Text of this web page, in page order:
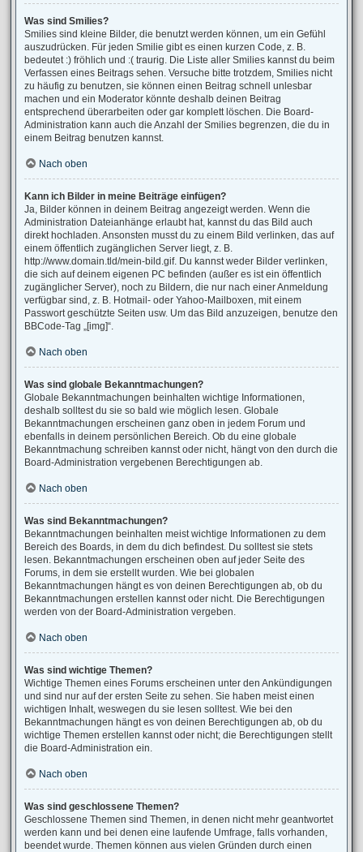
Was sind Smilies?
Smilies sind kleine Bilder, die benutzt werden können, um ein Gefühl
auszudrücken. Für jeden Smilie gibt es einen kurzen Code, z. B.
bedeutet :) fröhlich und :( traurig. Die Liste aller Smilies kannst du beim
Verfassen eines Beitrags sehen. Versuche bitte trotzdem, Smilies nicht
zu häufig zu benutzen, sie können einen Beitrag schnell unlesbar
machen und ein Moderator könnte deshalb deinen Beitrag
entsprechend überarbeiten oder gar komplett löschen. Die Board-
Administration kann auch die Anzahl der Smilies begrenzen, die du in
einem Beitrag benutzen kannst.
Nach oben
Kann ich Bilder in meine Beiträge einfügen?
Ja, Bilder können in deinem Beitrag angezeigt werden. Wenn die
Administration Dateianhänge erlaubt hat, kannst du das Bild auch
direkt hochladen. Ansonsten musst du zu einem Bild verlinken, das auf
einem öffentlich zugänglichen Server liegt, z. B.
http://www.domain.tld/mein-bild.gif. Du kannst weder Bilder verlinken,
die sich auf deinem eigenen PC befinden (außer es ist ein öffentlich
zugänglicher Server), noch zu Bildern, die nur nach einer Anmeldung
verfügbar sind, z. B. Hotmail- oder Yahoo-Mailboxen, mit einem
Passwort geschützte Seiten usw. Um das Bild anzuzeigen, benutze den
BBCode-Tag „[img]“.
Nach oben
Was sind globale Bekanntmachungen?
Globale Bekanntmachungen beinhalten wichtige Informationen,
deshalb solltest du sie so bald wie möglich lesen. Globale
Bekanntmachungen erscheinen ganz oben in jedem Forum und
ebenfalls in deinem persönlichen Bereich. Ob du eine globale
Bekanntmachung schreiben kannst oder nicht, hängt von den durch die
Board-Administration vergebenen Berechtigungen ab.
Nach oben
Was sind Bekanntmachungen?
Bekanntmachungen beinhalten meist wichtige Informationen zu dem
Bereich des Boards, in dem du dich befindest. Du solltest sie stets
lesen. Bekanntmachungen erscheinen oben auf jeder Seite des
Forums, in dem sie erstellt wurden. Wie bei globalen
Bekanntmachungen hängt es von deinen Berechtigungen ab, ob du
Bekanntmachungen erstellen kannst oder nicht. Die Berechtigungen
werden von der Board-Administration vergeben.
Nach oben
Was sind wichtige Themen?
Wichtige Themen eines Forums erscheinen unter den Ankündigungen
und sind nur auf der ersten Seite zu sehen. Sie haben meist einen
wichtigen Inhalt, weswegen du sie lesen solltest. Wie bei den
Bekanntmachungen hängt es von deinen Berechtigungen ab, ob du
wichtige Themen erstellen kannst oder nicht; die Berechtigungen stellt
die Board-Administration ein.
Nach oben
Was sind geschlossene Themen?
Geschlossene Themen sind Themen, in denen nicht mehr geantwortet
werden kann und bei denen eine laufende Umfrage, falls vorhanden,
beendet wurde. Themen können aus vielen Gründen durch einen